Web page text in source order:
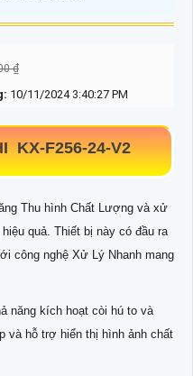
₫
10/11/2024 3:40:27 PM
KX-F256-24-V2
Thu hình Chất Lượng và xử
quả. Thiết bị này có đầu ra
công nghệ Xử Lý Nhanh mang
năng kích hoạt còi hú to và
và hỗ trợ hiển thị hình ảnh chất